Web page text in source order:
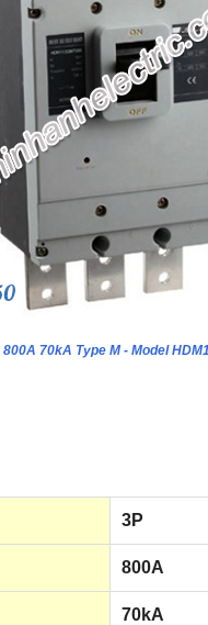
âm tường 18 module - Model
HDPZ50PR18IP30F
800A 70kA Type M - Model
3P
800A
70kA